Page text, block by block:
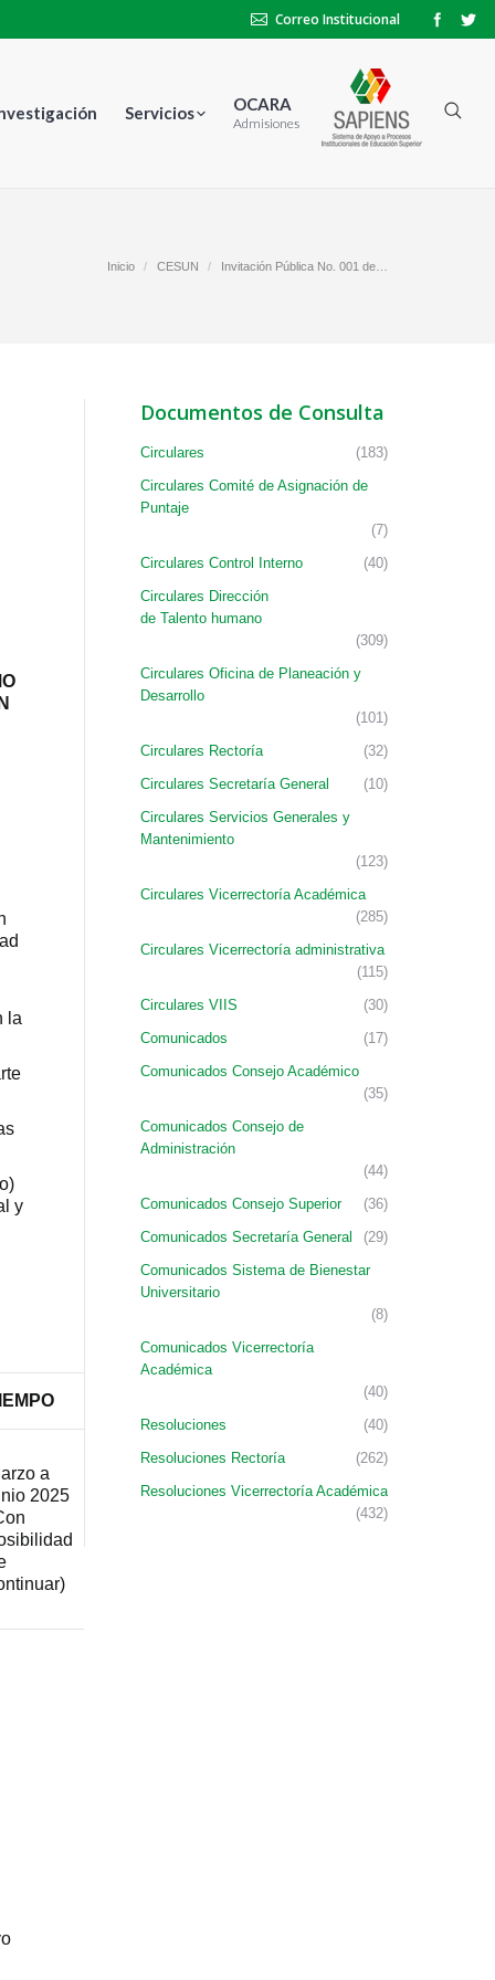
Correo Institucional
Servicios OCARA
Admisiones
Inicio CESUN Invitación Pública No. 001 de…
la
y
a
2025
Documentos de Consulta
Circulares
(183)
Circulares Comité de Asignación de
Puntaje
(7)
Circulares Control Interno
(40)
Circulares Dirección
de Talento humano
(309)
Circulares Oficina de Planeación y
Desarrollo
(101)
Circulares Rectoría
(32)
Circulares Secretaría General
(10)
Circulares Servicios Generales y
Mantenimiento
(123)
Circulares Vicerrectoría Académica
(285)
Circulares Vicerrectoría administrativa
(115)
Circulares VIIS
(30)
Comunicados
(17)
Comunicados Consejo Académico
(35)
Comunicados Consejo de
Administración
(44)
Comunicados Consejo Superior
(36)
Comunicados Secretaría General
(29)
Comunicados Sistema de Bienestar
Universitario
(8)
Comunicados Vicerrectoría
Académica
(40)
Resoluciones
(40)
Resoluciones Rectoría
(262)
Resoluciones Vicerrectoría Académica
(432)